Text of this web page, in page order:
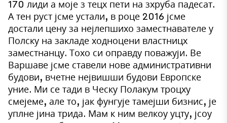
170 лиди а моје з тецх пети на зхруба падесат.
А тен руст јсме устали, в роце 2016 јсме
достали цену за нејлепшихо заместнавателе у
Полску на закладе ходноцени властницх
заместнанцу. Тохо си оправду поважуји. Ве
Варшаве јсме ставели нове административни
будови, вчетне нејвишши будови Европске
уние. Ми се тади в Ческу Полакум троцху
смејеме, але то, јак фунгује тамејши бизнис, је
уплне јина трида. Мам к ним велкоу уцту, јсоу